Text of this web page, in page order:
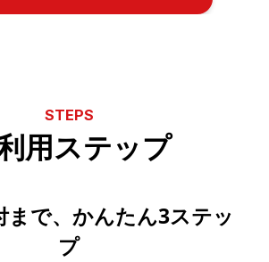
STEPS
用ステップ
まで、かんたん3ステッ
プ